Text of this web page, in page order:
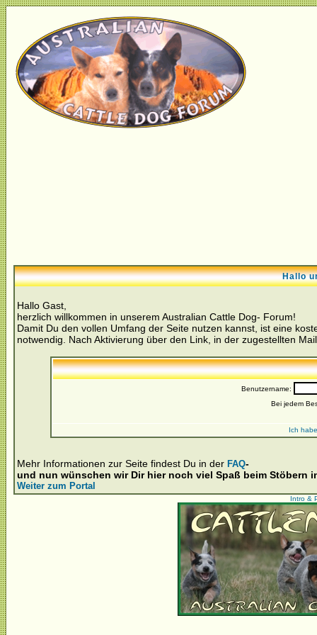
Hallo
Hallo Gast,
herzlich willkommen in unserem Australian Cattle Dog- Forum!
Damit Du den vollen Umfang der Seite nutzen kannst, ist eine
notwendig. Nach Aktivierung über den Link, in der zugestellten
Benutzername:
Bei jedem
Ich
Mehr Informationen zur Seite findest Du in der FAQ-
und nun wünschen wir Dir hier noch viel Spaß beim Stöbern
Weiter zum Portal
Intro &